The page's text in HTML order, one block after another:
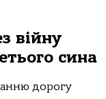
війну
сина
дорогу